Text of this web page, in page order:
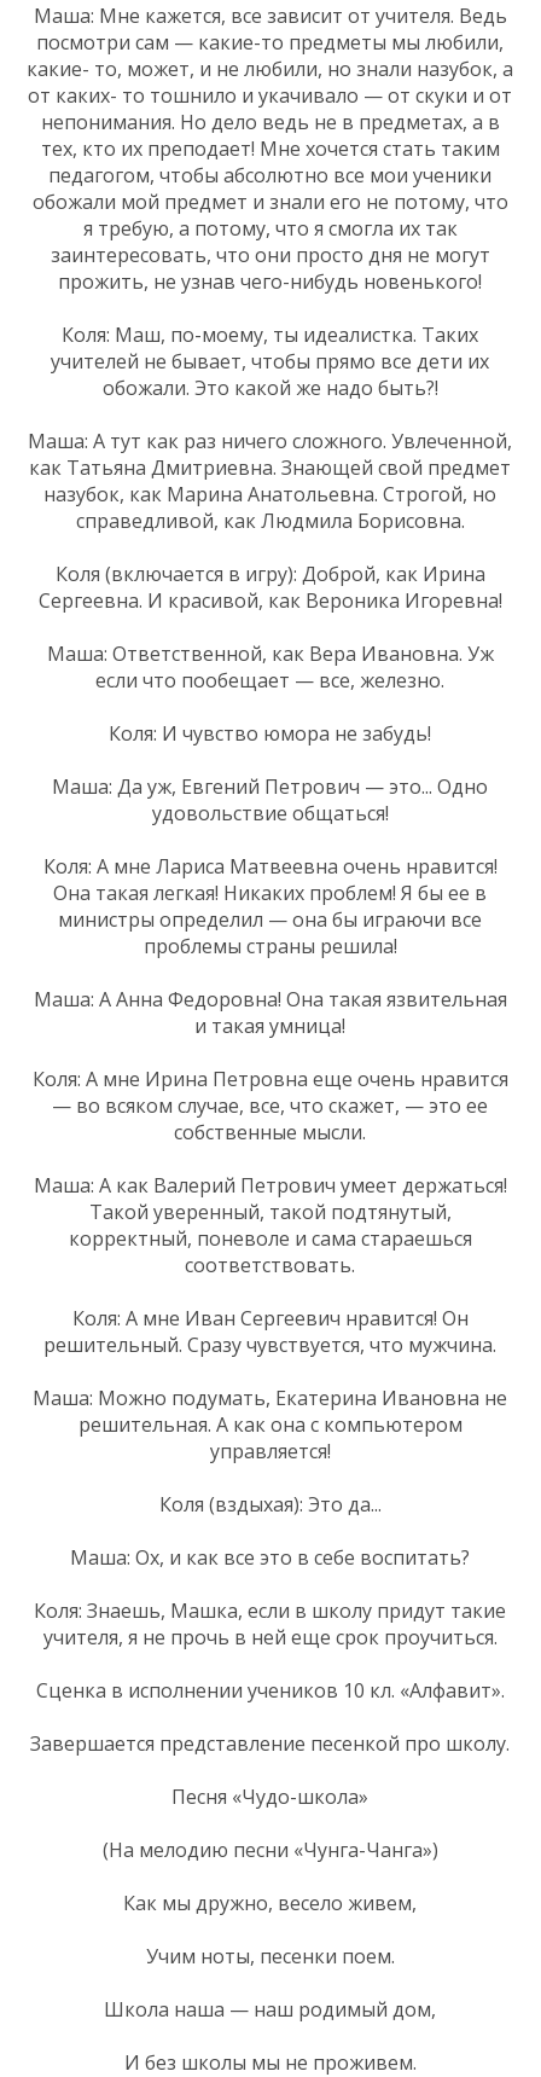
Маша: Мне кажется, все зависит от учителя. Ведь
посмотри сам — какие-то предметы мы любили,
какие- то, может, и не любили, но знали назубок, а
от каких- то тошнило и укачивало — от скуки и от
непонимания. Но дело ведь не в предметах, а в
тех, кто их преподает! Мне хочется стать таким
педагогом, чтобы абсолютно все мои ученики
обожали мой предмет и знали его не потому, что
я требую, а потому, что я смогла их так
заинтересовать, что они просто дня не могут
прожить, не узнав чего-нибудь новенького!
Коля: Маш, по-моему, ты идеалистка. Таких
учителей не бывает, чтобы прямо все дети их
обожали. Это какой же надо быть?!
Маша: А тут как раз ничего сложного. Увлеченной,
как Татьяна Дмитриевна. Знающей свой предмет
назубок, как Марина Анатольевна. Строгой, но
справедливой, как Людмила Борисовна.
Коля (включается в игру): Доброй, как Ирина
Сергеевна. И красивой, как Вероника Игоревна!
Маша: Ответственной, как Вера Ивановна. Уж
если что пообещает — все, железно.
Коля: И чувство юмора не забудь!
Маша: Да уж, Евгений Петрович — это... Одно
удовольствие общаться!
Коля: А мне Лариса Матвеевна очень нравится!
Она такая легкая! Никаких проблем! Я бы ее в
министры определил — она бы играючи все
проблемы страны решила!
Маша: А Анна Федоровна! Она такая язвительная
и такая умница!
Коля: А мне Ирина Петровна еще очень нравится
— во всяком случае, все, что скажет, — это ее
собственные мысли.
Маша: А как Валерий Петрович умеет держаться!
Такой уверенный, такой подтянутый,
корректный, поневоле и сама стараешься
соответствовать.
Коля: А мне Иван Сергеевич нравится! Он
решительный. Сразу чувствуется, что мужчина.
Маша: Можно подумать, Екатерина Ивановна не
решительная. А как она с компьютером
управляется!
Коля (вздыхая): Это да...
Маша: Ох, и как все это в себе воспитать?
Коля: Знаешь, Машка, если в школу придут такие
учителя, я не прочь в ней еще срок проучиться.
Сценка в исполнении учеников 10 кл. «Алфавит».
Завершается представление песенкой про школу.
Песня «Чудо-школа»
(На мелодию песни «Чунга-Чанга»)
Как мы дружно, весело живем,
Учим ноты, песенки поем.
Школа наша — наш родимый дом,
И без школы мы не проживем.